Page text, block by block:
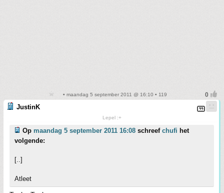
• maandag 5 september 2011 @ 16:10 • 119
JustinK
Lepel :+
Op maandag 5 september 2011 16:08 schreef chufi het
volgende:
[..]
Atleet